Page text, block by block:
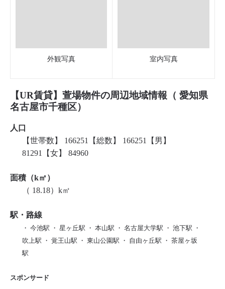
外観写真 室内写真
【UR賃貸】萱場物件の周辺地域情報（ 愛知県
名古屋市千種区）
人口
【世帯数】 166251【総数】 166251【男】
81291【女】 84960
面積（k㎡）
（ 18.18）k㎡
駅・路線
・ 今池駅 ・ 星ヶ丘駅 ・ 本山駅 ・ 名古屋大学駅 ・ 池下駅 ・
吹上駅 ・ 覚王山駅 ・ 東山公園駅 ・ 自由ヶ丘駅 ・ 茶屋ヶ坂
駅
スポンサード